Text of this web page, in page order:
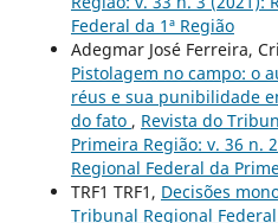
Federal da 1ª Região
Adegmar José Ferreira,
Pistolagem no campo: o
réus e sua punibilidade
do fato , Revista do
Primeira Região: v. 36 n.
Regional Federal da
TRF1 TRF1, Decisões
Tribunal Regional